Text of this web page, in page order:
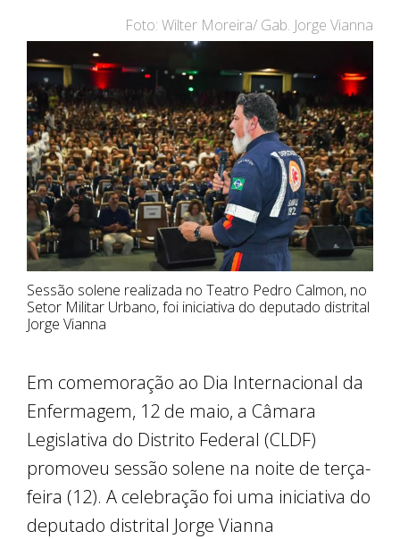
Foto: Wilter Moreira/ Gab. Jorge Vianna
Sessão solene realizada no Teatro Pedro Calmon, no
Setor Militar Urbano, foi iniciativa do deputado distrital
Jorge Vianna
Em comemoração ao Dia Internacional da
Enfermagem, 12 de maio, a Câmara
Legislativa do Distrito Federal (CLDF)
promoveu sessão solene na noite de terça-
feira (12). A celebração foi uma iniciativa do
deputado distrital Jorge Vianna